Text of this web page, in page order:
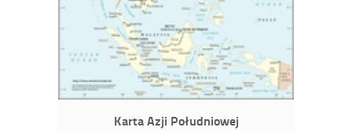
Karta Azji Południowej